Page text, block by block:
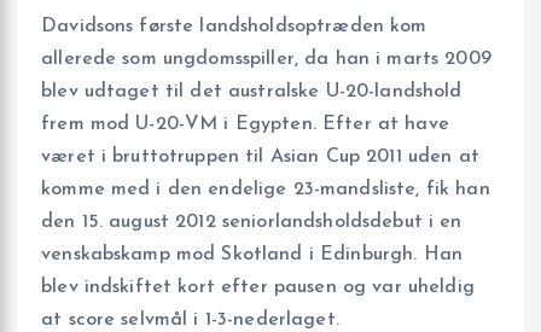
Davidsons første landsholdsoptræden kom
allerede som ungdomsspiller, da han i marts 2009
blev udtaget til det australske U-20-landshold
frem mod U-20-VM i Egypten. Efter at have
været i bruttotruppen til Asian Cup 2011 uden at
komme med i den endelige 23-mandsliste, fik han
den 15. august 2012 seniorlandsholdsdebut i en
venskabskamp mod Skotland i Edinburgh. Han
blev indskiftet kort efter pausen og var uheldig
at score selvmål i 1-3-nederlaget.